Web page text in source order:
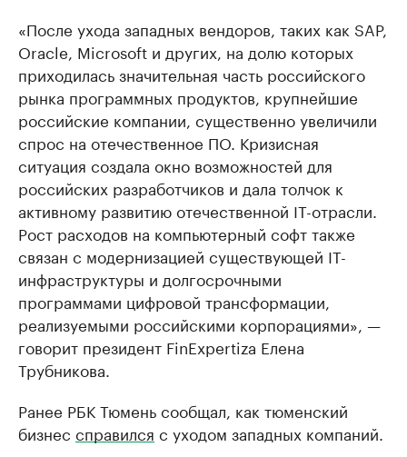
«После ухода западных вендоров, таких как SAP,
Oracle, Microsoft и других, на долю которых
приходилась значительная часть российского
рынка программных продуктов, крупнейшие
российские компании, существенно увеличили
спрос на отечественное ПО. Кризисная
ситуация создала окно возможностей для
российских разработчиков и дала толчок к
активному развитию отечественной IT-отрасли.
Рост расходов на компьютерный софт также
связан с модернизацией существующей IT-
инфраструктуры и долгосрочными
программами цифровой трансформации,
реализуемыми российскими корпорациями», —
говорит президент FinExpertiza Елена
Трубникова.
Ранее РБК Тюмень сообщал, как тюменский
бизнес справился с уходом западных компаний.